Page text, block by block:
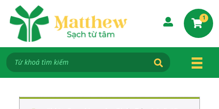
c
1I
t
e
s
a